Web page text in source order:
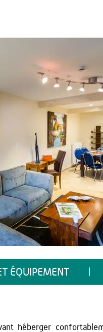
ÉQUIPEMENT
héberger